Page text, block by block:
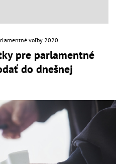
voľby 2020
pre parlamentné
do dnešnej